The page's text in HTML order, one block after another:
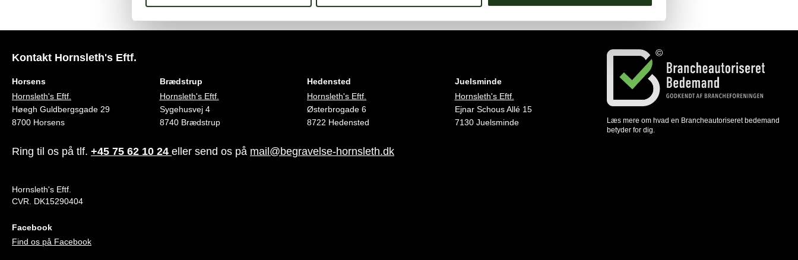
Kontakt Hornsleth's Eftf.
Horsens
Hornsleth's Eftf.
Høegh Guldbergsgade 29
8700 Horsens
Brædstrup
Hornsleth's Eftf.
Sygehusvej 4
8740 Brædstrup
Hedensted
Hornsleth's Eftf.
Østerbrogade 6
8722 Hedensted
Juelsminde
Hornsleth's Eftf.
Ejnar Schous Allé 15
7130 Juelsminde
Ring til os på tlf. +45 75 62 10 24 eller send os på mail@begravelse-hornsleth.dk
Hornsleth's Eftf.
CVR. DK15290404
Facebook
Find os på Facebook
Læs mere om hvad en Brancheautoriseret bedemand
betyder for dig.